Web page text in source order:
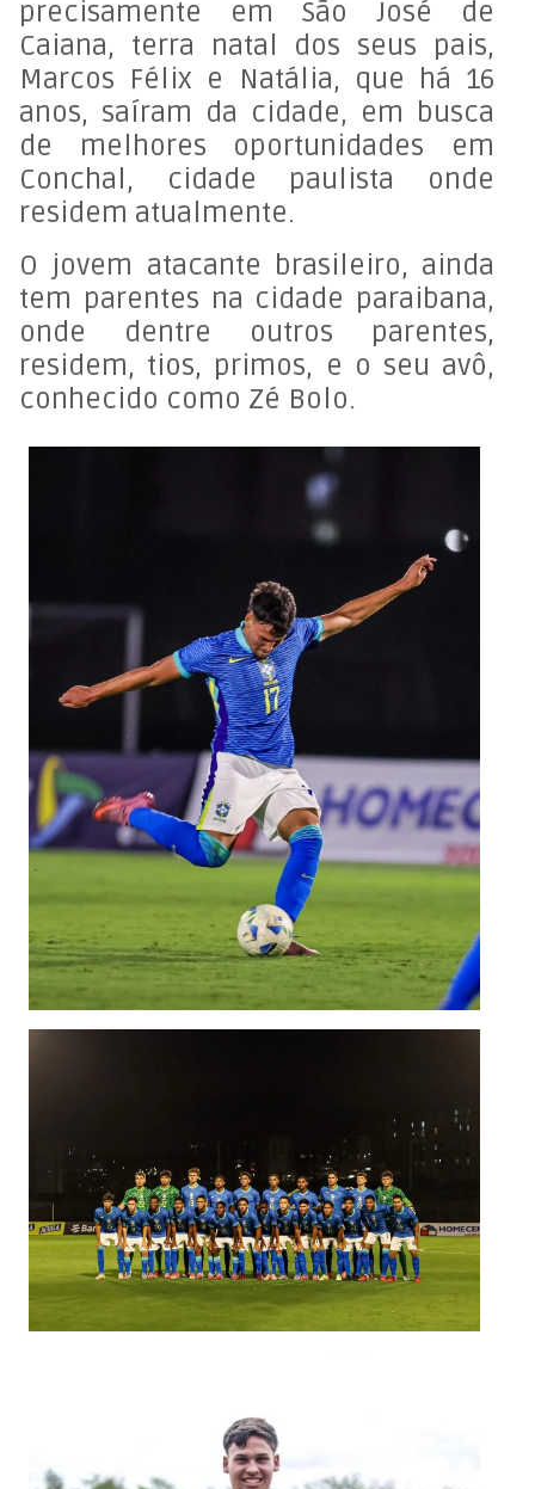
precisamente em São José de
Caiana, terra natal dos seus pais,
Marcos Félix e Natália, que há 16
anos, saíram da cidade, em busca
de melhores oportunidades em
Conchal, cidade paulista onde
residem atualmente.
O jovem atacante brasileiro, ainda
tem parentes na cidade paraibana,
onde dentre outros parentes,
residem, tios, primos, e o seu avô,
conhecido como Zé Bolo.